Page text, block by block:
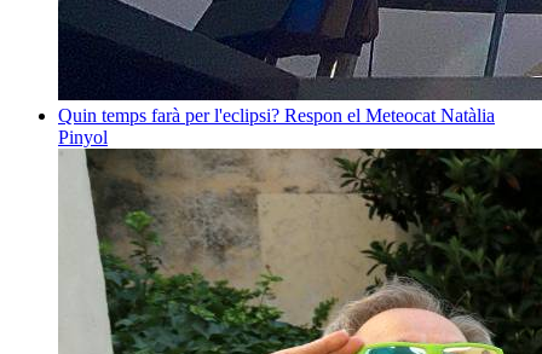
Quin temps farà per l'eclipsi? Respon el Meteocat Natàlia
Pinyol